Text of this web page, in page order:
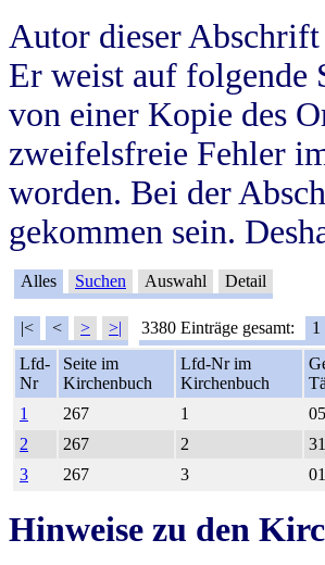
Autor dieser
Er weist auf folgende
von einer Kopie des
zweifelsfreie Fehler
worden. Bei der
gekommen sein.
Alles Suchen Auswahl Detail
|< < > >| 3380 Einträge gesamt: 1
Lfd-
Nr
Seite im
Kirchenbuch
Lfd-Nr im
Kirchenbuch
1
267 1
2
267 2
3
267 3
Hinweise zu den